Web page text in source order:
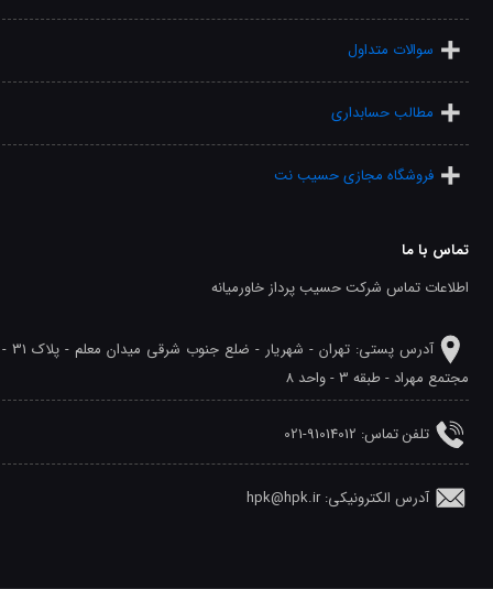
سوالات متداول
مطالب حسابداری
فروشگاه مجازی حسیب نت
تماس با ما
اطلاعات تماس شرکت حسیب پرداز خاورمیانه
آدرس پستی: تهران - شهريار - ضلع جنوب شرقی میدان معلم - پلاک 31 -
مجتمع مهراد - طبقه 3 - واحد 8
تلفن‌ تماس: 91014012-021
آدرس الکترونیکی: hpk@hpk.ir